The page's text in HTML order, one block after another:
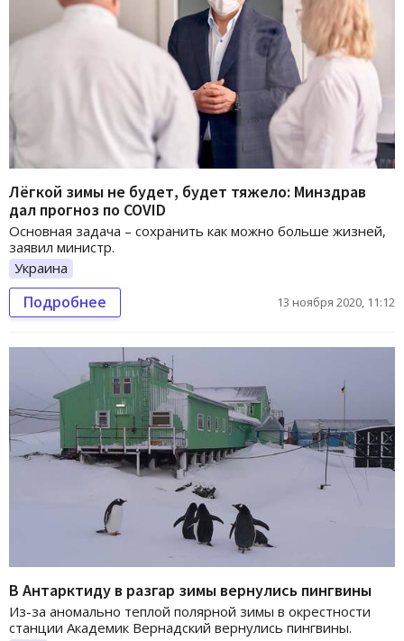
Лёгкой зимы не будет, будет тяжело: Минздрав
дал прогноз по COVID
Основная задача – сохранить как можно больше жизней,
заявил министр.
Украина
Подробнее 13 ноября 2020, 11:12
В Антарктиду в разгар зимы вернулись пингвины
Из-за аномально теплой полярной зимы в окрестности
станции Академик Вернадский вернулись пингвины.